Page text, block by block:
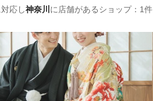
（メーカー直
ー直送）
会場装花
すべてのアイテム
フラワーショップ一覧
応し神奈川 に店舗があるショップ：1件